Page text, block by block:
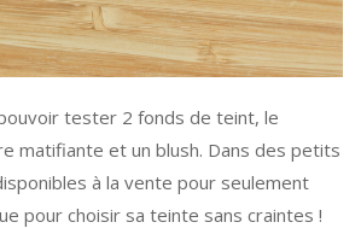
pouvoir tester 2 fonds de teint, le
matifiante et un blush. Dans des petits
à la vente pour seulement
pour choisir sa teinte sans craintes !